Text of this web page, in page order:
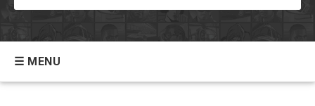
☰ MENU